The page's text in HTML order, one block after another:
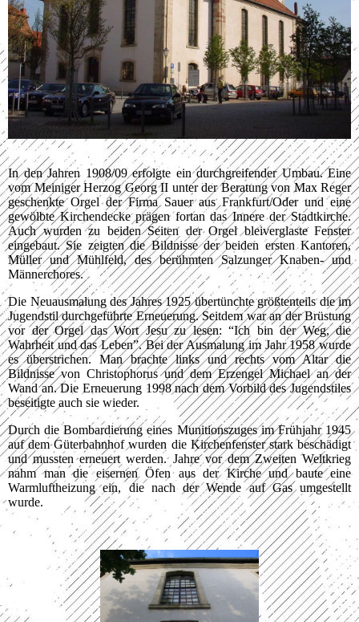
In den Jahren 1908/09 erfolgte ein durchgreifender Umbau. Eine
vom Meiniger Herzog Georg II unter der Beratung von Max Reger
geschenkte Orgel der Firma Sauer aus Frankfurt/Oder und eine
gewölbte Kirchendecke prägen fortan das Innere der Stadtkirche.
Auch wurden zu beiden Seiten der Orgel bleiverglaste Fenster
eingebaut. Sie zeigten die Bildnisse der beiden ersten Kantoren,
Müller und Mühlfeld, des berühmten Salzunger Knaben- und
Männerchores.
Die Neuausmalung des Jahres 1925 übertünchte größtenteils die im
Jugendstil durchgeführte Erneuerung. Seitdem war an der Brüstung
vor der Orgel das Wort Jesu zu lesen: “Ich bin der Weg, die
Wahrheit und das Leben”. Bei der Ausmalung im Jahr 1958 wurde
es überstrichen. Man brachte links und rechts vom Altar die
Bildnisse von Christophorus und dem Erzengel Michael an der
Wand an. Die Erneuerung 1998 nach dem Vorbild des Jugendstiles
beseitigte auch sie wieder.
Durch die Bombardierung eines Munitionszuges im Frühjahr 1945
auf dem Güterbahnhof wurden die Kirchenfenster stark beschädigt
und mussten erneuert werden. Jahre vor dem Zweiten Weltkrieg
nahm man die eisernen Öfen aus der Kirche und baute eine
Warmluftheizung ein, die nach der Wende auf Gas umgestellt
wurde.